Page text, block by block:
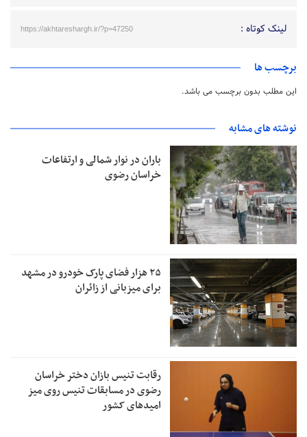
لینک کوتاه : https://akhtareshargh.ir/?p=47250
برچسب ها
این مطلب بدون برچسب می باشد.
نوشته های مشابه
باران در نوار شمالی و ارتفاعات
خراسان رضوی
۲۵ هزار فضای پارک خودرو در مشهد
برای میزبانی از زائران
رقابت تنیس بازان دختر خراسان
رضوی در مسابقات تنیس روی میز
امیدهای کشور